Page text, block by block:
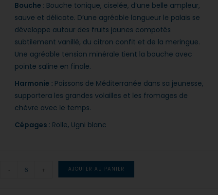
Bouche : Bouche tonique, ciselée, d’une belle ampleur,
sauve et délicate. D’une agréable longueur le palais se
développe autour des fruits jaunes compotés
subtilement vanillé, du citron confit et de la meringue.
Une agréable tension minérale tient la bouche avec
pointe saline en finale.
Harmonie : Poissons de Méditerranée dans sa jeunesse,
supportera les grandes volailles et les fromages de
chèvre avec le temps. ​
Cépages : Rolle, Ugni blanc
+ AJOUTER AU PANIER